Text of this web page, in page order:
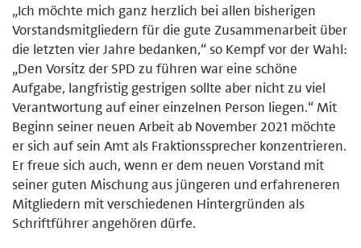
„Ich möchte mich ganz herzlich bei allen bisherigen
Vorstandsmitgliedern für die gute Zusammenarbeit über
die letzten vier Jahre bedanken,“ so Kempf vor der Wahl:
„Den Vorsitz der SPD zu führen war eine schöne
Aufgabe, langfristig gestrigen sollte aber nicht zu viel
Verantwortung auf einer einzelnen Person liegen.“ Mit
Beginn seiner neuen Arbeit ab November 2021 möchte
er sich auf sein Amt als Fraktionssprecher konzentrieren.
Er freue sich auch, wenn er dem neuen Vorstand mit
seiner guten Mischung aus jüngeren und erfahreneren
Mitgliedern mit verschiedenen Hintergründen als
Schriftführer angehören dürfe.